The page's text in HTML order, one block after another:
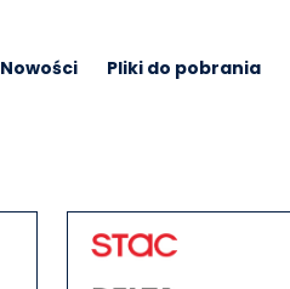
Nowości Pliki do pobrania